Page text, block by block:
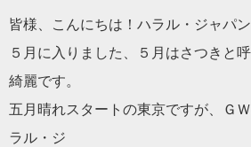
皆様、こんにちは！ ハラル ・ジャパ
５月に入りました、
５月はさつきと
綺麗です。
五月晴れスタートの東京ですが、Ｇ
ラル ・ジ